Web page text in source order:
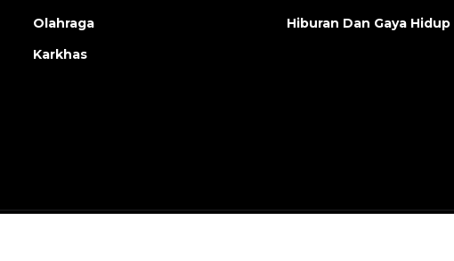
Olahraga
Karkhas
Hiburan Dan Gaya Hidup